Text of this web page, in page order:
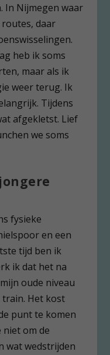
In Nijmegen waar
daar
heb ik soms
maar als ik
weer terug. Ik
Tijdens
afgekletst. Lief
we soms
fysieke
en een
tijd ben ik
ik dat het na
oude niveau
Het kost
punt te komen
niet om de
wat wedstrijden